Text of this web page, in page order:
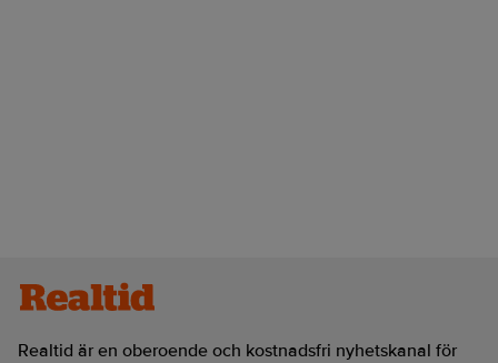
Realtid är en oberoende och kostnadsfri nyhetskanal för